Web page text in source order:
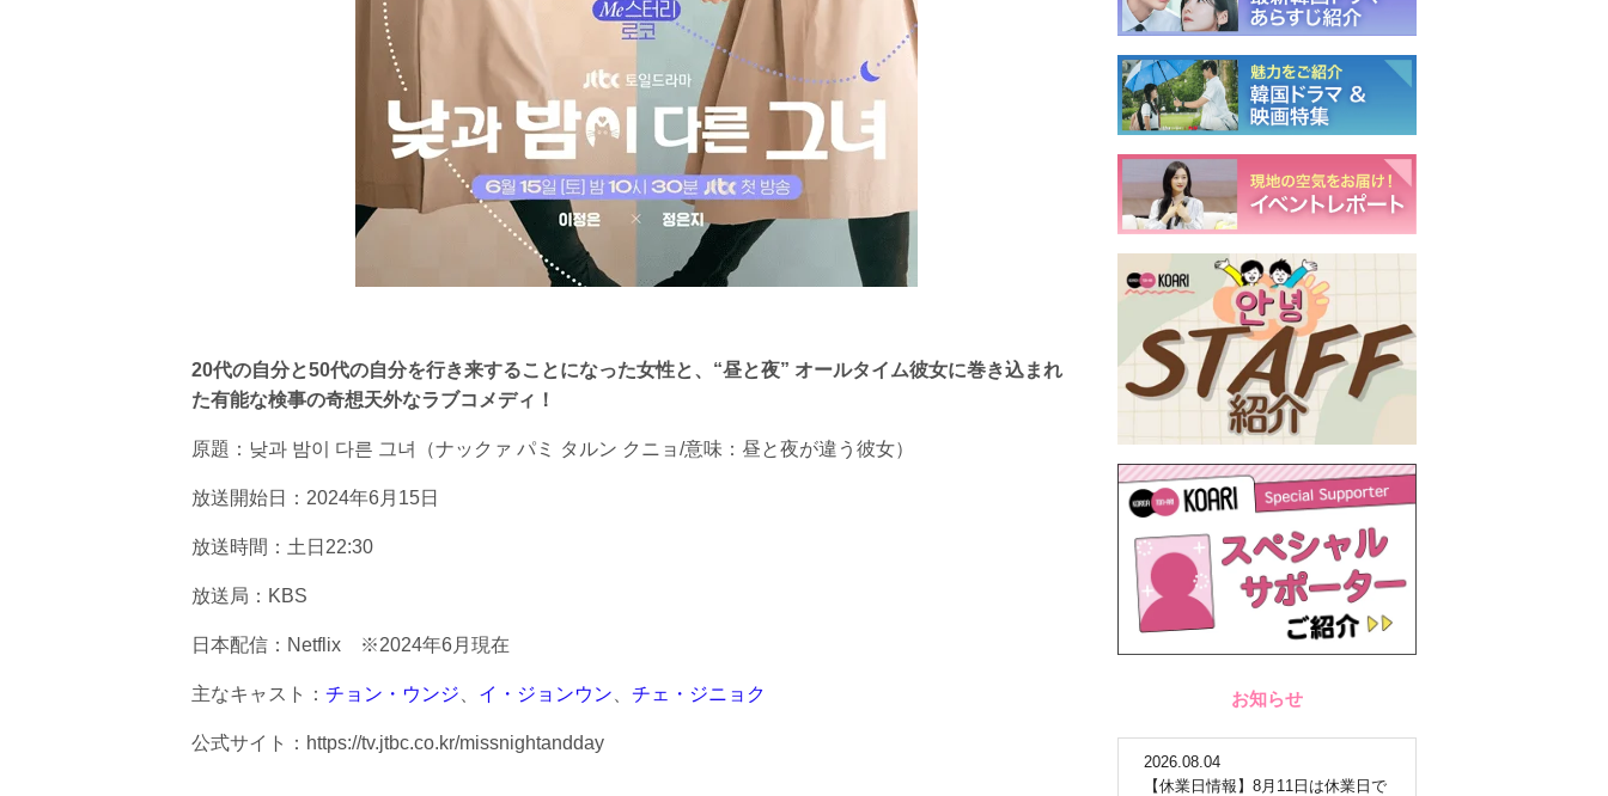
20代の自分と50代の自分を行き来することになった女性と、“昼と夜” オールタイム彼女に巻き込まれ
た有能な検事の奇想天外なラブコメディ！
原題：낮과 밤이 다른 그녀（ナックァ パミ タルン クニョ/意味：昼と夜が違う彼女）
放送開始日：2024年6月15日
放送時間：土日22:30
放送局：KBS
日本配信：Netflix ※2024年6月現在
主なキャスト： チョン・ウンジ イ・ジョンウン チェ・ジニョク
公式サイト：https://tv.jtbc.co.kr/missnightandday
お知らせ
2026.08.04
【休業日情報】8月11日は休業日で